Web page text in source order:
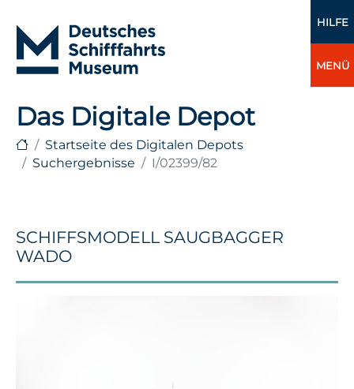
HILFE
MENÜ
Das Digitale Depot
Startseite des Digitalen Depots
Suchergebnisse
I/02399/82
SCHIFFSMODELL SAUGBAGGER
WADO